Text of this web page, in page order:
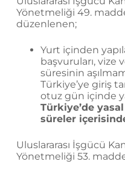
Yönetmeliği 49.
düzenlenen;
Yurt içinden
başvuruları, vize
süresinin
Türkiye’ye giriş
otuz gün içinde
Türkiye’de
süreler
Uluslararası İşgücü
Yönetmeliği 53.